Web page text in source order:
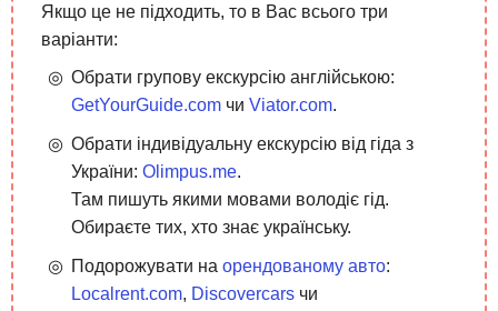
Якщо це не підходить, то в Вас всього три
варіанти:
Обрати групову екскурсію англійською:
GetYourGuide.com чи Viator.com.
Обрати індивідуальну екскурсію від гіда з
України: Olimpus.me.
Там пишуть якими мовами володіє гід.
Обираєте тих, хто знає українську.
Подорожувати на орендованому авто:
Localrent.com, Discovercars чи